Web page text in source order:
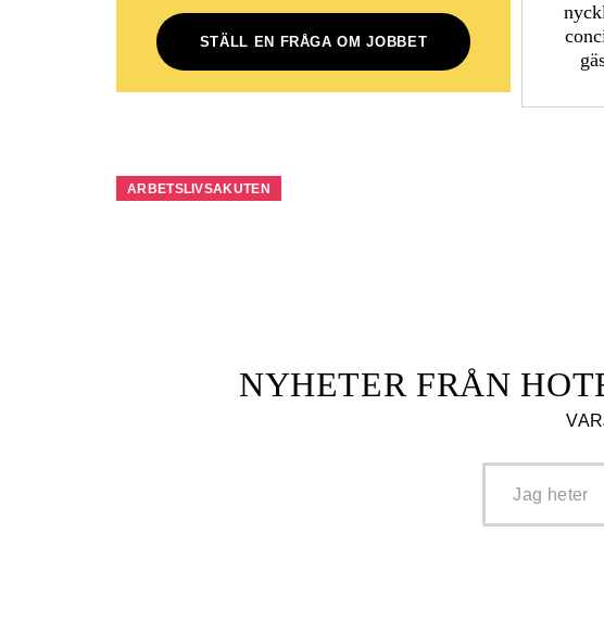
STÄLL EN FRÅGA OM JOBBET
ARBETSLIVSAKUTEN
NYHETER FRÅN